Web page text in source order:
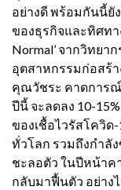
อย่างดี พร้อมกันนี้ยั
ของธุรกิจและทิศท
Normal’ จากวิทยา
อุตสาหกรรมก่อสร้า
คุณวัชระ คาดการ
ปีนี้ จะลดลง 10-
ของเชื้อไวรัสโควิด
ทั่วโลก รวมถึงกำลั
ชะลอตัว ในปีหน้าค
กลับมาฟื้นตัว อย่าง